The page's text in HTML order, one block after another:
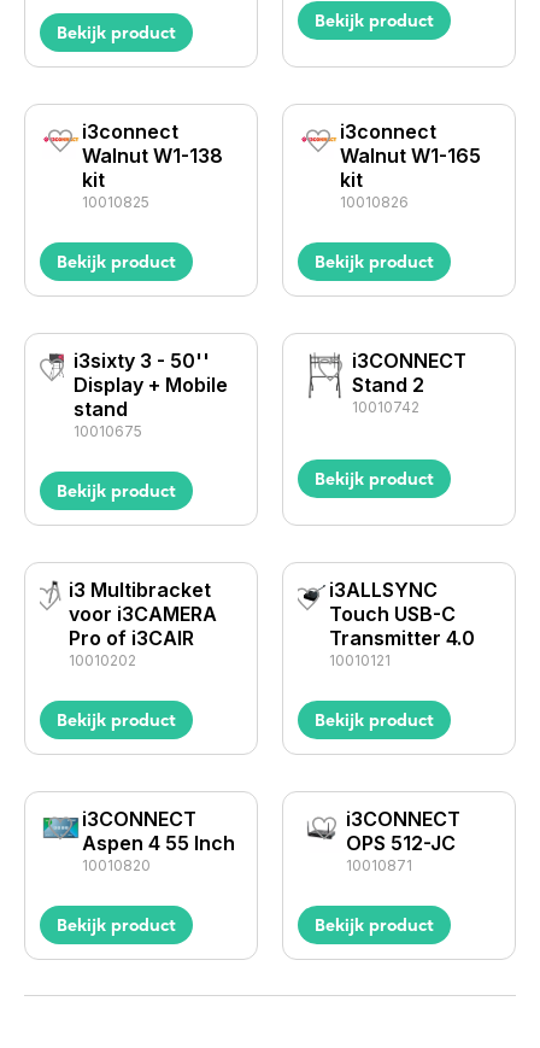
Bekijk product
Bekijk product
i3connect
Walnut W1-138
kit
10010825
Bekijk product
i3connect
Walnut W1-165
kit
10010826
Bekijk product
i3sixty 3 - 50''
Display + Mobile
stand
10010675
Bekijk product
i3CONNECT
Stand 2
10010742
Bekijk product
i3 Multibracket
voor i3CAMERA
Pro of i3CAIR
10010202
Bekijk product
i3ALLSYNC
Touch USB-C
Transmitter 4.0
10010121
Bekijk product
i3CONNECT
Aspen 4 55 Inch
10010820
Bekijk product
i3CONNECT
OPS 512-JC
10010871
Bekijk product